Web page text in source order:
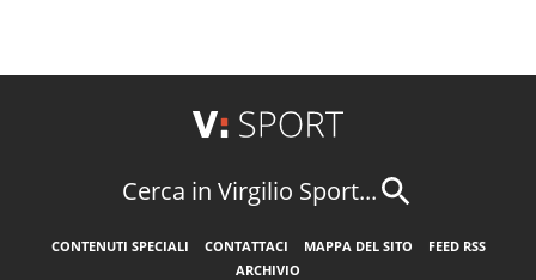
Cerca in Virgilio Sport...
CONTENUTI SPECIALI CONTATTACI MAPPA DEL SITO
FEED RSS
ARCHIVIO